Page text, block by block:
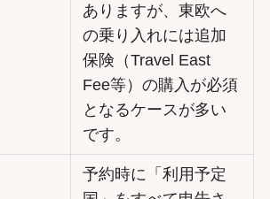
ありますが、東欧へ
の乗り入れには追加
保険（Travel East
Fee等）の購入が必須
となるケースが多い
です。
予約時に「利用予定